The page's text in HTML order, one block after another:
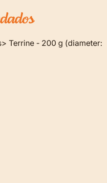
Terrine - 200 g (diameter: